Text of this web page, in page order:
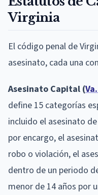
Virginia
El código penal de
asesinato, cada una
Asesinato Capital (
define 15 categorías
incluido el asesinato
por encargo, el
robo o violación, el
dentro de un periodo
menor de 14 años por